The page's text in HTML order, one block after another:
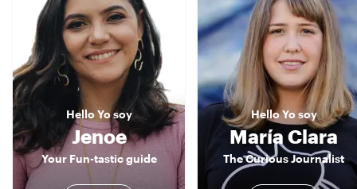
Hello Yo soy
Jenoe
Your Fun-tastic guide
HelloYo soy
María Clara
The Curious Journalist